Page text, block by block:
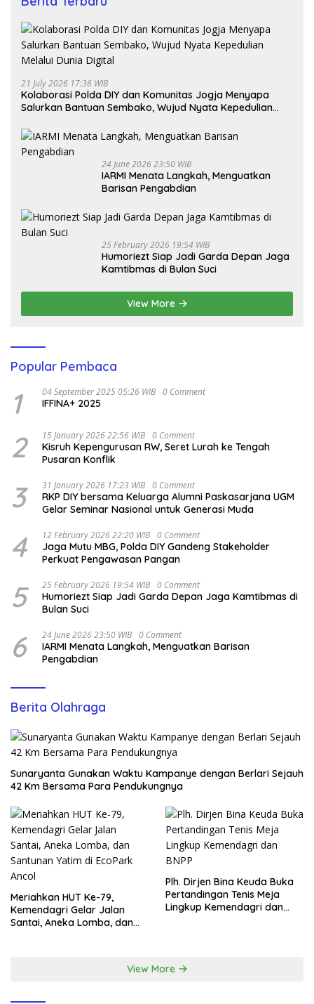
21 July 2026 17:36 WIB
Kolaborasi Polda DIY dan Komunitas Jogja Menyapa
Salurkan Bantuan Sembako, Wujud Nyata Kepedulian
24 June 2026 23:50 WIB
IARMI Menata Langkah, Menguatkan
Barisan Pengabdian
25 February 2026 19:54 WIB
Humoriezt Siap Jadi Garda Depan Jaga
Kamtibmas di Bulan Suci
View More
Popular Pembaca
1 04 September 2025 05:26 WIB 0 Comment
IFFINA+ 2025
2 15 January 2026 22:56 WIB 0 Comment
Kisruh Kepengurusan RW, Seret Lurah ke Tengah
Pusaran Konflik
3 31 January 2026 17:23 WIB 0 Comment
RKP DIY bersama Keluarga Alumni Paskasarjana UGM
Gelar Seminar Nasional untuk Generasi Muda
4 12 February 2026 22:20 WIB 0 Comment
Jaga Mutu MBG, Polda DIY Gandeng Stakeholder
Perkuat Pengawasan Pangan
5 25 February 2026 19:54 WIB 0 Comment
Humoriezt Siap Jadi Garda Depan Jaga Kamtibmas di
Bulan Suci
6 24 June 2026 23:50 WIB 0 Comment
IARMI Menata Langkah, Menguatkan Barisan
Pengabdian
Berita Olahraga
Sunaryanta Gunakan Waktu Kampanye dengan Berlari Sejauh
42 Km Bersama Para Pendukungnya
Meriahkan HUT Ke-79,
Kemendagri Gelar Jalan
Santai, Aneka Lomba, dan
Plh. Dirjen Bina Keuda Buka
Pertandingan Tenis Meja
Lingkup Kemendagri dan
View More